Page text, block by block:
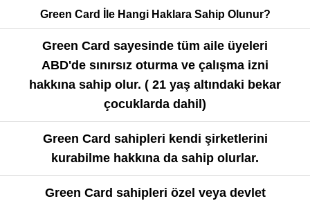
Green Card İle Hangi Haklara Sahip Olunur?
Green Card sayesinde tüm aile üyeleri
ABD'de sınırsız oturma ve çalışma izni
hakkına sahip olur. ( 21 yaş altındaki bekar
çocuklarda dahil)
Green Card sahipleri kendi şirketlerini
kurabilme hakkına da sahip olurlar.
Green Card sahipleri özel veya devlet